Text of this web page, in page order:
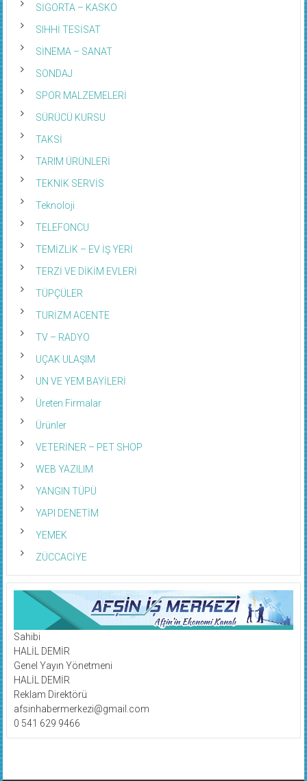
SİGORTA – KASKO
SIHHİ TESİSAT
SİNEMA – SANAT
SONDAJ
SPOR MALZEMELERİ
SÜRÜCÜ KURSU
TAKSİ
TARIM ÜRÜNLERİ
TEKNİK SERVİS
Teknoloji
TELEFONCU
TEMİZLİK – EV İŞ YERİ
TERZİ VE DİKİM EVLERİ
TÜPÇÜLER
TURİZM ACENTE
TV – RADYO
UÇAK ULAŞIM
UN VE YEM BAYİLERİ
Üreten Firmalar
Ürünler
VETERİNER – PET SHOP
WEB YAZILIM
YANGIN TÜPÜ
YAPI DENETİM
YEMEK
ZÜCCACİYE
Sahibi
HALİL DEMİR
Genel Yayın Yönetmeni
HALİL DEMİR
Reklam Direktörü
afsinhabermerkezi@gmail.com
0 541 629 9466